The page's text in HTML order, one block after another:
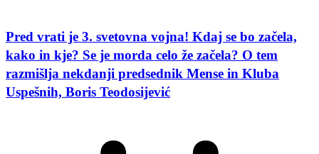
Pred vrati je 3. svetovna vojna! Kdaj se bo začela,
kako in kje? Se je morda celo že začela? O tem
razmišlja nekdanji predsednik Mense in Kluba
Uspešnih, Boris Teodosijević